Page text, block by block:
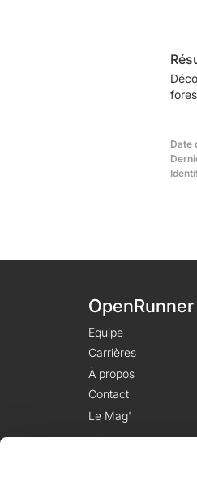
Date
OpenRunner
Equipe
Carrières
À propos
Contact
Le Mag'